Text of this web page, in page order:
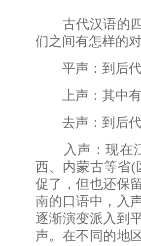
古代汉语的四
们之间有怎样的
平声：到后代
上声：其中有
去声：到后代
入声：现在江
西、内蒙古等省(
促了，但也还保
南的口语中，入
逐渐演变派入到
声。在不同的地